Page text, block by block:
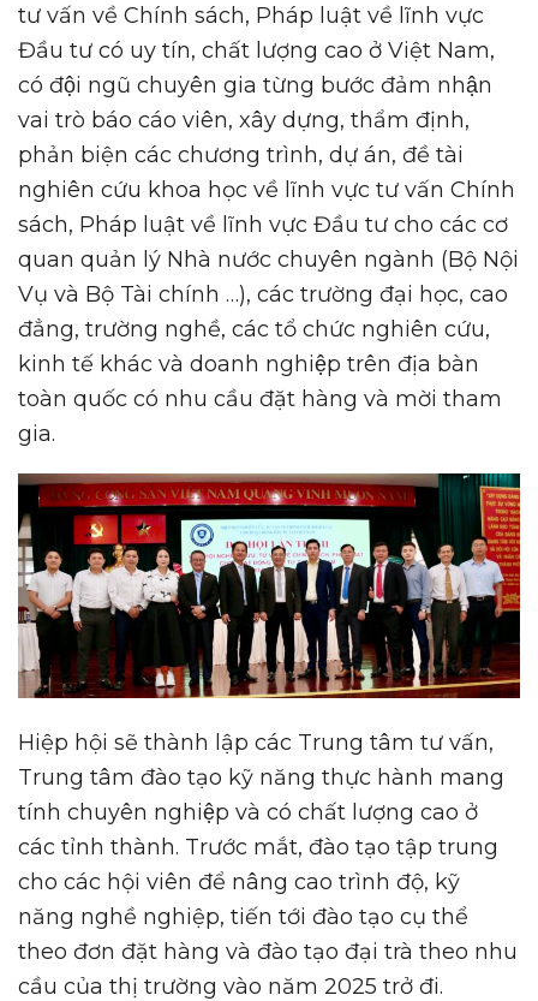
tư vấn về Chính sách, Pháp luật về lĩnh vực
Đầu tư có uy tín, chất lượng cao ở Việt Nam,
có đội ngũ chuyên gia từng bước đảm nhận
vai trò báo cáo viên, xây dựng, thẩm định,
phản biện các chương trình, dự án, đề tài
nghiên cứu khoa học về lĩnh vực tư vấn Chính
sách, Pháp luật về lĩnh vực Đầu tư cho các cơ
quan quản lý Nhà nước chuyên ngành (Bộ Nội
Vụ và Bộ Tài chính …), các trường đại học, cao
đẳng, trường nghề, các tổ chức nghiên cứu,
kinh tế khác và doanh nghiệp trên địa bàn
toàn quốc có nhu cầu đặt hàng và mời tham
gia.
Hiệp hội sẽ thành lập các Trung tâm tư vấn,
Trung tâm đào tạo kỹ năng thực hành mang
tính chuyên nghiệp và có chất lượng cao ở
các tỉnh thành. Trước mắt, đào tạo tập trung
cho các hội viên để nâng cao trình độ, kỹ
năng nghề nghiệp, tiến tới đào tạo cụ thể
theo đơn đặt hàng và đào tạo đại trà theo nhu
cầu của thị trường vào năm 2025 trở đi.